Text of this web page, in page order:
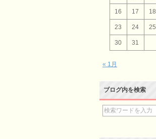
16 17 18
23 24 25
30 31
« 1月
ブログ内を検索